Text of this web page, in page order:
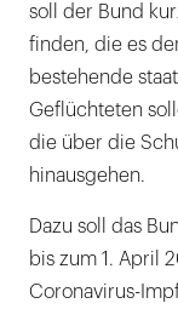
soll der Bund
finden, die es
bestehende
Geflüchteten
die über die
hinausgehen.
Dazu soll das
bis zum 1. April
Coronavirus-